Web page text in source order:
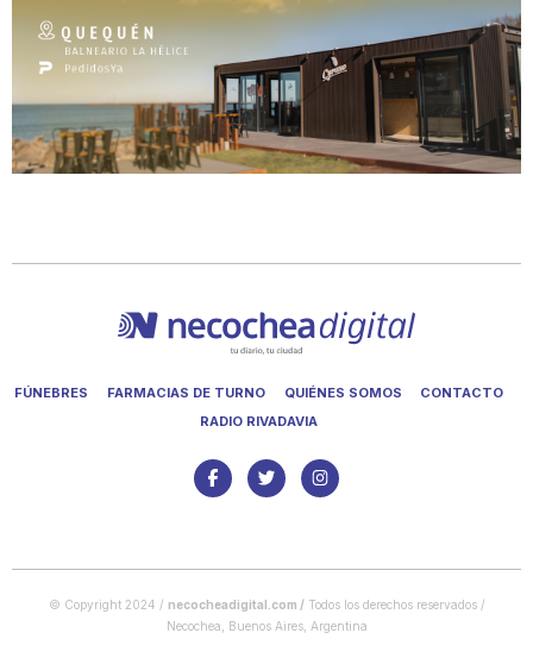
FÚNEBRES FARMACIAS DE TURNO QUIÉNES SOMOS
CONTACTO
RADIO RIVADAVIA
© Copyright 2024 / necocheadigital.com /Todos los derechos reservados /
Necochea, Buenos Aires, Argentina